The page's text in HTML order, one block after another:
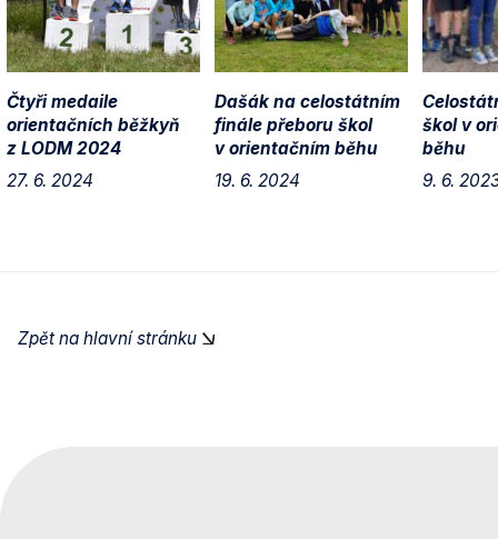
Čtyři medaile
orientačních běžkyň
z LODM 2024
27. 6. 2024
Dašák na celostátním
finále přeboru škol
v orientačním běhu
19. 6. 2024
škol v
běhu
9. 6.
Zpět na hlavní stránku